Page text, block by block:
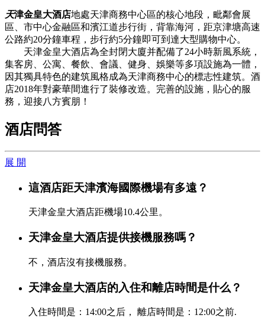
天津金皇大酒店地處天津商務中心區的核心地段，毗鄰會展
區、市中心金融區和濱江道步行街，背靠海河，距京津塘高速
公路約20分鐘車程，步行約5分鐘即可到達大型購物中心。
天津金皇大酒店為全封閉大廈并配備了24小時新風系統，
集客房、公寓、餐飲、會議、健身、娛樂等多項設施為一體，
因其獨具特色的建筑風格成為天津商務中心的標志性建筑。酒
店2018年對豪華間進行了裝修改造。完善的設施，貼心的服
務，迎接八方賓朋！
酒店問答
展 開
這酒店距天津濱海國際機場有多遠？
天津金皇大酒店距機場10.4公里。
天津金皇大酒店提供接機服務嗎？
不，酒店沒有接機服務。
天津金皇大酒店的入住和離店時間是什么？
入住時間是：14:00之后， 離店時間是：12:00之前.